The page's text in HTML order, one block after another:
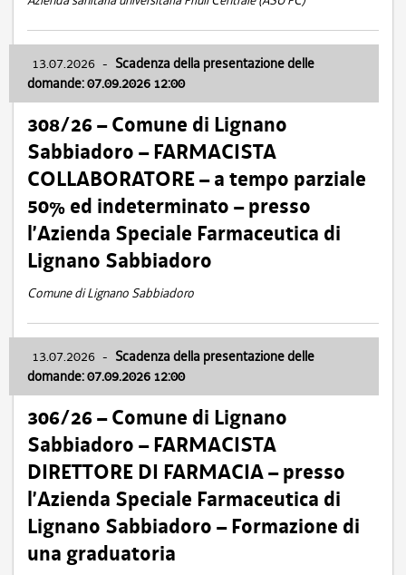
13.07.2026 - Scadenza della presentazione delle
domande: 07.09.2026 12:00
308/26 – Comune di Lignano
Sabbiadoro – FARMACISTA
COLLABORATORE – a tempo parziale
50% ed indeterminato – presso
l’Azienda Speciale Farmaceutica di
Lignano Sabbiadoro
Comune di Lignano Sabbiadoro
13.07.2026 - Scadenza della presentazione delle
domande: 07.09.2026 12:00
306/26 – Comune di Lignano
Sabbiadoro – FARMACISTA
DIRETTORE DI FARMACIA – presso
l’Azienda Speciale Farmaceutica di
Lignano Sabbiadoro – Formazione di
una graduatoria